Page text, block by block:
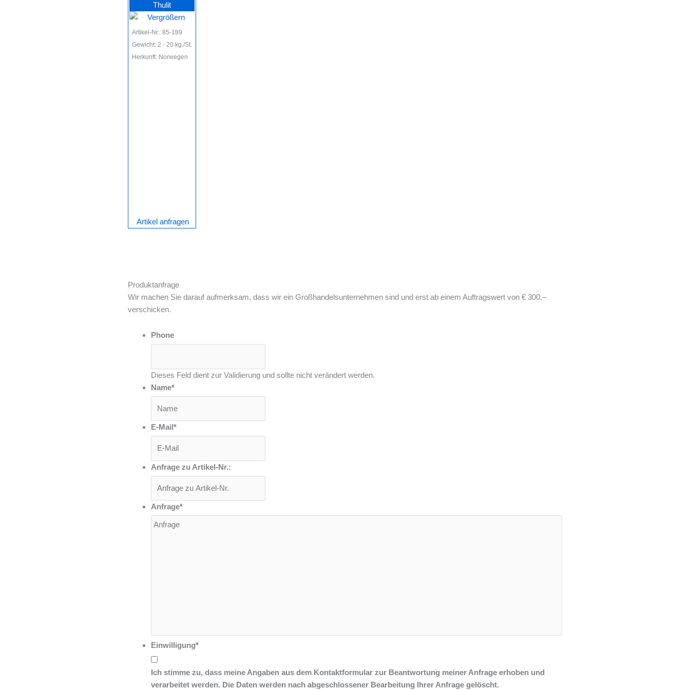
Thulit
Artikel-Nr.: 85-189
Gewicht: 2 - 20 kg./St.
Herkunft: Norwegen
Artikel anfragen
Produktanfrage
Wir machen Sie darauf aufmerksam, dass wir ein Großhandelsunternehmen sind und erst ab einem Auftragswert von € 300,–
verschicken.
Phone
Dieses Feld dient zur Validierung und sollte nicht verändert werden.
Name*
E-Mail*
Anfrage zu Artikel-Nr.:
Anfrage*
Einwilligung*
Ich stimme zu, dass meine Angaben aus dem Kontaktformular zur Beantwortung meiner Anfrage erhoben und
verarbeitet werden. Die Daten werden nach abgeschlossener Bearbeitung Ihrer Anfrage gelöscht.